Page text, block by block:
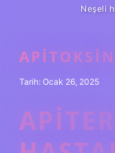
Neşeli
Tarih: Ocak 26, 2025